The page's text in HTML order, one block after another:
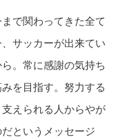
で関わってきた全て
サッカーが出来てい
。常に感謝の気持ち
を目指す。努力する
えられる人からやが
というメッセージ